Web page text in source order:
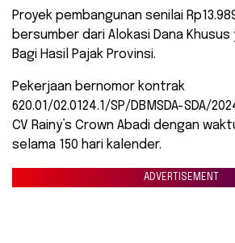
Proyek pembangunan senilai
bersumber dari Alokasi Dana
Bagi Hasil Pajak Provinsi.
Pekerjaan bernomor kontrak
620.01/02.0124.1/SP/DBMSDA-SDA/
CV Rainy’s Crown Abadi dengan
selama 150 hari kalender.
ADVERTISEMENT